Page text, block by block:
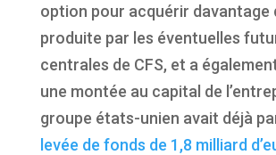
option pour acquérir davantage
produite par les éventuelles
centrales de CFS, et a
une montée au capital de
groupe états-unien avait déjà
levée de fonds de 1,8 milliard